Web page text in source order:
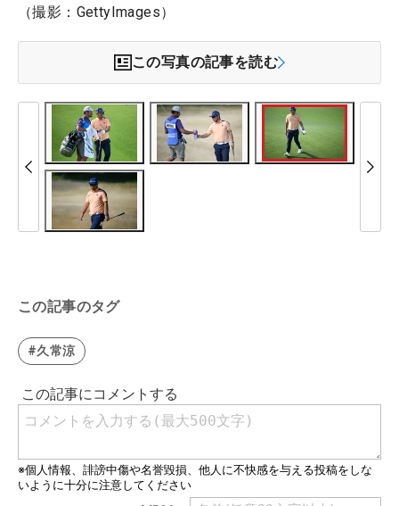
（撮影：GettyImages）
この写真の記事を読む
この記事のタグ
#久常涼